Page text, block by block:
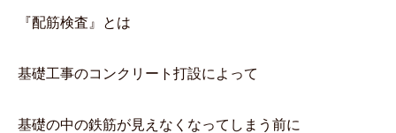
『配筋検査』とは
基礎工事のコンクリート打設によって
基礎の中の鉄筋が見えなくなってしまう前に